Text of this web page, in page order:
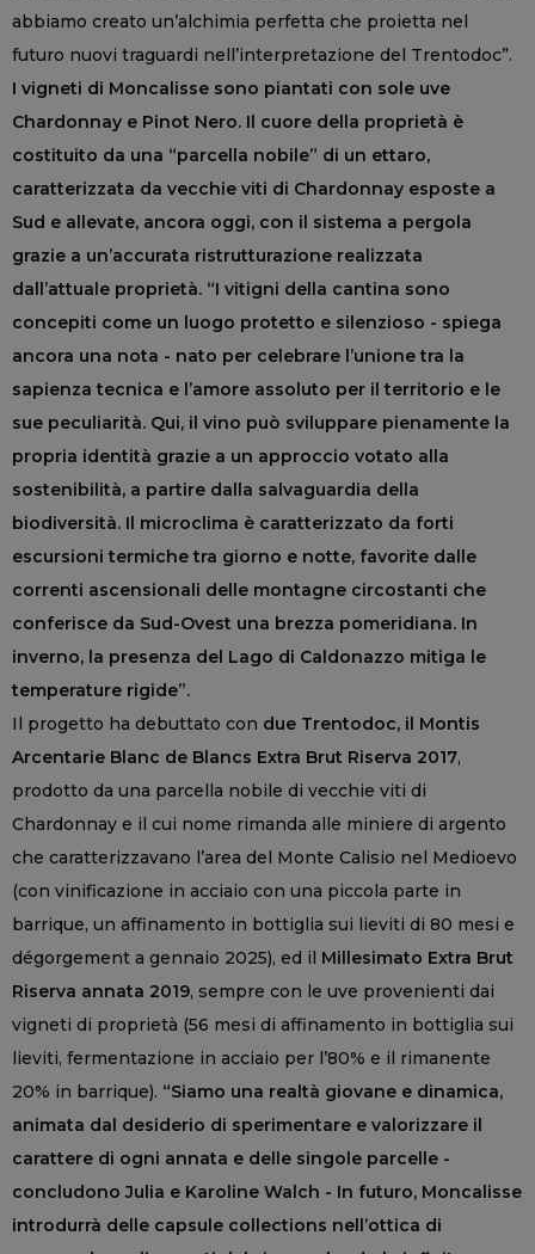
abbiamo creato un’alchimia perfetta che proietta nel
futuro nuovi traguardi nell’interpretazione del Trentodoc”.
I vigneti di Moncalisse sono piantati con sole uve
Chardonnay e Pinot Nero. Il cuore della proprietà è
costituito da una “parcella nobile” di un ettaro,
caratterizzata da vecchie viti di Chardonnay esposte a
Sud e allevate, ancora oggi, con il sistema a pergola
grazie a un’accurata ristrutturazione realizzata
dall’attuale proprietà. “I vitigni della cantina sono
concepiti come un luogo protetto e silenzioso - spiega
ancora una nota - nato per celebrare l’unione tra la
sapienza tecnica e l’amore assoluto per il territorio e le
sue peculiarità. Qui, il vino può sviluppare pienamente la
propria identità grazie a un approccio votato alla
sostenibilità, a partire dalla salvaguardia della
biodiversità. Il microclima è caratterizzato da forti
escursioni termiche tra giorno e notte, favorite dalle
correnti ascensionali delle montagne circostanti che
conferisce da Sud-Ovest una brezza pomeridiana. In
inverno, la presenza del Lago di Caldonazzo mitiga le
temperature rigide”.
Il progetto ha debuttato con due Trentodoc, il Montis
Arcentarie Blanc de Blancs Extra Brut Riserva 2017,
prodotto da una parcella nobile di vecchie viti di
Chardonnay e il cui nome rimanda alle miniere di argento
che caratterizzavano l’area del Monte Calisio nel Medioevo
(con vinificazione in acciaio con una piccola parte in
barrique, un affinamento in bottiglia sui lieviti di 80 mesi e
dégorgement a gennaio 2025), ed il Millesimato Extra Brut
Riserva annata 2019, sempre con le uve provenienti dai
vigneti di proprietà (56 mesi di affinamento in bottiglia sui
lieviti, fermentazione in acciaio per l’80% e il rimanente
20% in barrique). “Siamo una realtà giovane e dinamica,
animata dal desiderio di sperimentare e valorizzare il
carattere di ogni annata e delle singole parcelle -
concludono Julia e Karoline Walch - In futuro, Moncalisse
introdurrà delle capsule collections nell’ottica di